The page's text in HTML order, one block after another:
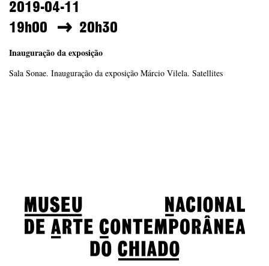
2019-04-11
19h00
20h30
Inauguração da exposição
Sala Sonae. Inauguração da exposição Márcio Vilela. Satellites